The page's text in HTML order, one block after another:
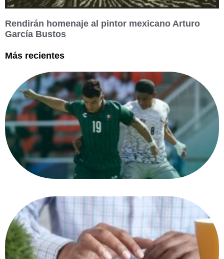
Rendirán homenaje al pintor mexicano Arturo
García Bustos
Más recientes